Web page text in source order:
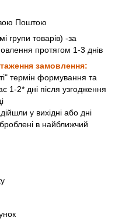
Поштою
групи товарів) -за
протягом 1-3 днів
замовлення:
термін формування та
1-2* дні після узгодження
у вихідні або дні
в найближчий